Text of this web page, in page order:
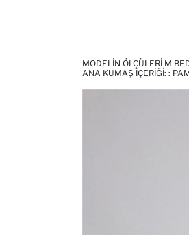
MODELIN ÖLÇÜLERI M
ANA KUMAŞ İÇERIĞI: :